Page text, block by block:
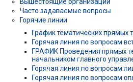
Часто задаваемые вопросы
Горячие линии
График тематических прямых
Горячая линия по вопросам
ГРАФИК Проведения прямых
начальником главного
Горячая линия по вопросам
Горячая линия по вопросам